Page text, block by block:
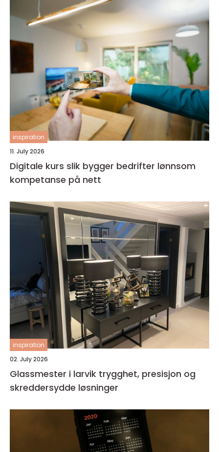
inspiration
11. July 2026
Digitale kurs slik bygger bedrifter lønnsom
kompetanse på nett
inspiration
02. July 2026
Glassmester i larvik trygghet, presisjon og
skreddersydde løsninger